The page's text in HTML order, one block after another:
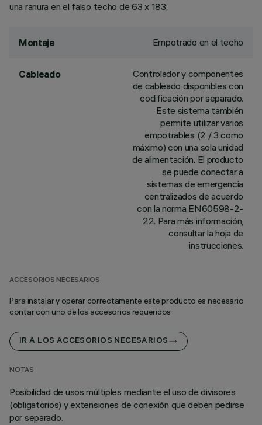
una ranura en el falso techo de 63 x 183;
Montaje Empotrado en el techo
Cableado
Controlador y componentes
de cableado disponibles con
codificación por separado.
Este sistema también
permite utilizar varios
empotrables (2 / 3 como
máximo) con una sola unidad
de alimentación. El producto
se puede conectar a
sistemas de emergencia
centralizados de acuerdo
con la norma EN60598-2-
22. Para más información,
consultar la hoja de
instrucciones.
ACCESORIOS NECESARIOS
Para instalar y operar correctamente este producto es necesario
contar con uno de los accesorios requeridos
IR A LOS ACCESORIOS NECESARIOS
NOTAS
Posibilidad de usos múltiples mediante el uso de divisores
(obligatorios) y extensiones de conexión que deben pedirse
por separado.